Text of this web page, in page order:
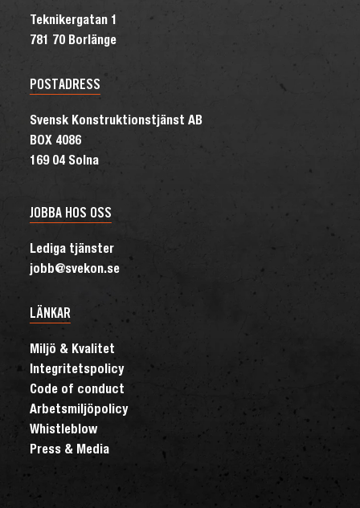
Teknikergatan 1
781 70 Borlänge
POSTADRESS
Svensk Konstruktionstjänst AB
BOX 4086
169 04 Solna
JOBBA HOS OSS
Lediga tjänster
jobb@svekon.se
LÄNKAR
Miljö & Kvalitet
Integritetspolicy
Code of conduct
Arbetsmiljöpolicy
Whistleblow
Press & Media